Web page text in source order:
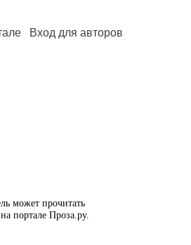
Вход для авторов
может прочитать
портале Проза.ру.